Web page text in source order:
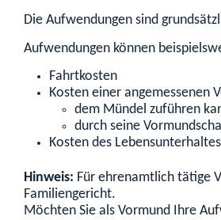
Die Aufwendungen sind
Aufwendungen können
Fahrtkosten
Kosten einer angemessenen
dem Mündel zuführen
durch seine
Kosten des
Hinweis: Für ehrenamtlich tätige
Familiengericht.
Möchten Sie als Vormund Ihre